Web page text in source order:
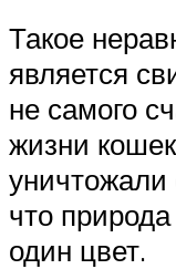
Такое
является
не самого
жизни
уничтожали
что
один цвет.